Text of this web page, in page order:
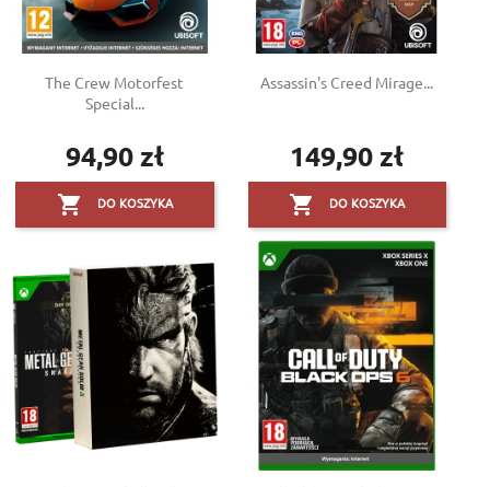
The Crew Motorfest
Special...
Cena
94,90 zł
 DO KOSZYKA
Assassin's Creed Mirage...
Cena
149,90 zł
 DO KOSZYKA